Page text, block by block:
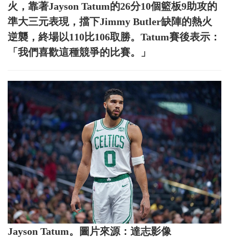
火，靠著Jayson Tatum的26分10個籃板9助攻的
準大三元表現，擋下Jimmy Butler缺陣的熱火
逆襲，終場以110比106取勝。Tatum賽後表示：
「我們喜歡這種競爭的比賽。」
Jayson Tatum。圖片來源：達志影像